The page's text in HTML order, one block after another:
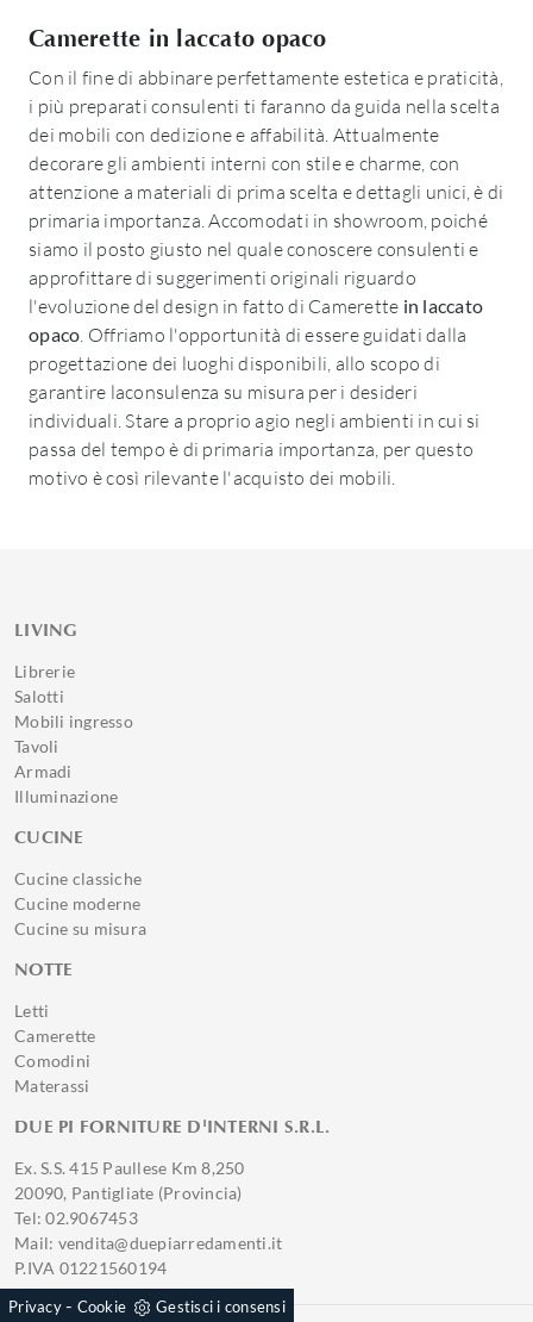
Camerette in laccato opaco
Con il fine di abbinare perfettamente estetica e praticità,
i più preparati consulenti ti faranno da guida nella scelta
dei mobili con dedizione e affabilità. Attualmente
decorare gli ambienti interni con stile e charme, con
attenzione a materiali di prima scelta e dettagli unici, è di
primaria importanza. Accomodati in showroom, poiché
siamo il posto giusto nel quale conoscere consulenti e
approfittare di suggerimenti originali riguardo
l'evoluzione del design in fatto di Camerette in laccato
opaco. Offriamo l'opportunità di essere guidati dalla
progettazione dei luoghi disponibili, allo scopo di
garantire laconsulenza su misura per i desideri
individuali. Stare a proprio agio negli ambienti in cui si
passa del tempo è di primaria importanza, per questo
motivo è così rilevante l'acquisto dei mobili.
LIVING
Librerie
Salotti
Mobili ingresso
Tavoli
Armadi
Illuminazione
CUCINE
Cucine classiche
Cucine moderne
Cucine su misura
NOTTE
Letti
Camerette
Comodini
Materassi
DUE PI FORNITURE D'INTERNI S.R.L.
Ex. S.S. 415 Paullese Km 8,250
20090, Pantigliate (Provincia)
Tel: 02.9067453
Mail: vendita@duepiarredamenti.it
P.IVA 01221560194
Privacy- Cookie Gestisci i consensi